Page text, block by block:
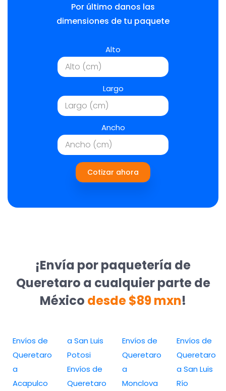
Por último danos las
dimensiones de tu paquete
Alto
Largo
Ancho
Cotizar ahora
¡Envía por paquetería de
Queretaro a cualquier parte de
México desde $89 mxn!
Envíos de
Queretaro
a
Acapulco
a San Luis
Potosi
Envíos de
Queretaro
Envíos de
Queretaro
a
Monclova
Envíos de
Queretaro
a San Luis
Río